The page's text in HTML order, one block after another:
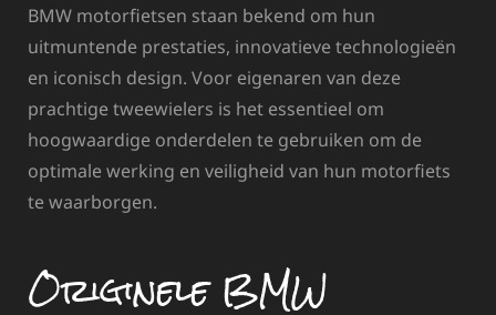
BMW motorfietsen staan bekend om hun
uitmuntende prestaties, innovatieve technologieën
en iconisch design. Voor eigenaren van deze
prachtige tweewielers is het essentieel om
hoogwaardige onderdelen te gebruiken om de
optimale werking en veiligheid van hun motorfiets
te waarborgen.
Originele BMW